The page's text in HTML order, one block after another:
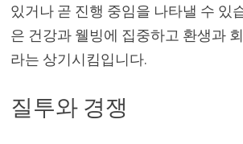
있거나 곧 진행 중임을 나타낼 수 있
은 건강과 웰빙에 집중하고 환생과
라는 상기시킴입니다.
질투와 경쟁